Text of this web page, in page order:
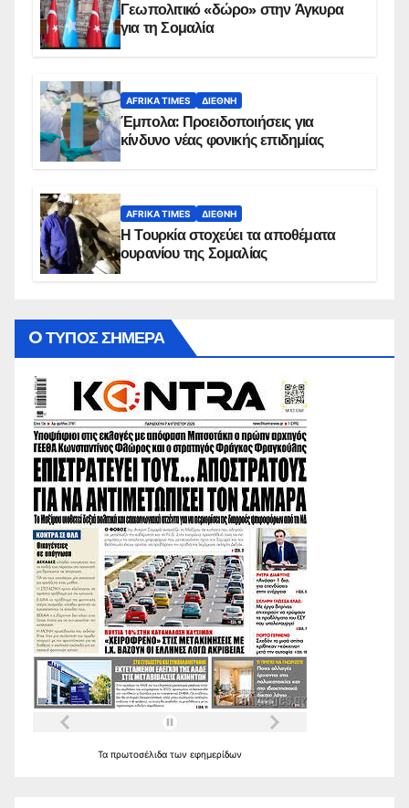
Γεωπολιτικό «δώρο» στην Άγκυρα
για τη Σομαλία
AFRIKA TIMES ΔΙΕΘΝΉ
Έμπολα: Προειδοποιήσεις για
κίνδυνο νέας φονικής επιδημίας
AFRIKA TIMES ΔΙΕΘΝΉ
Η Τουρκία στοχεύει τα αποθέματα
ουρανίου της Σομαλίας
O ΤΥΠΟΣ ΣΗΜΕΡΑ
Τα πρωτοσέλιδα των εφημερίδων